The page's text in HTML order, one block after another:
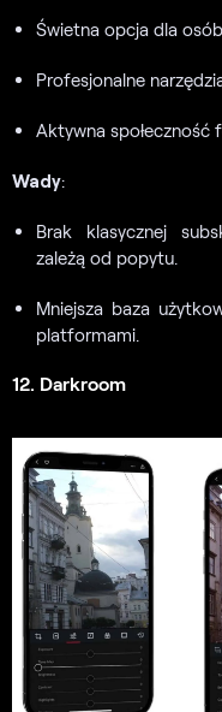
Świetna opcja dla
Profesjonalne
Aktywna społeczność
Wady:
Brak klasycznej
zależą od popytu.
Mniejsza baza
platformami.
12. Darkroom